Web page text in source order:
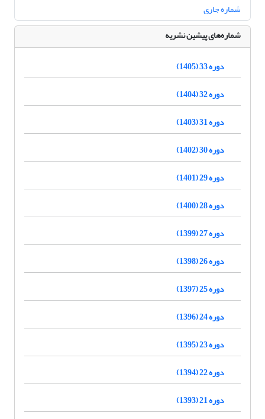
شماره جاری
شماره‌های پیشین نشریه
دوره 33 (1405)
دوره 32 (1404)
دوره 31 (1403)
دوره 30 (1402)
دوره 29 (1401)
دوره 28 (1400)
دوره 27 (1399)
دوره 26 (1398)
دوره 25 (1397)
دوره 24 (1396)
دوره 23 (1395)
دوره 22 (1394)
دوره 21 (1393)